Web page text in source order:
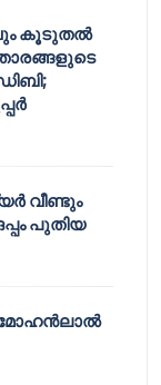
കൂടുതൽ
താരങ്ങളുടെ
വീണ്ടും
പുതിയ
മോഹൻലാൽ